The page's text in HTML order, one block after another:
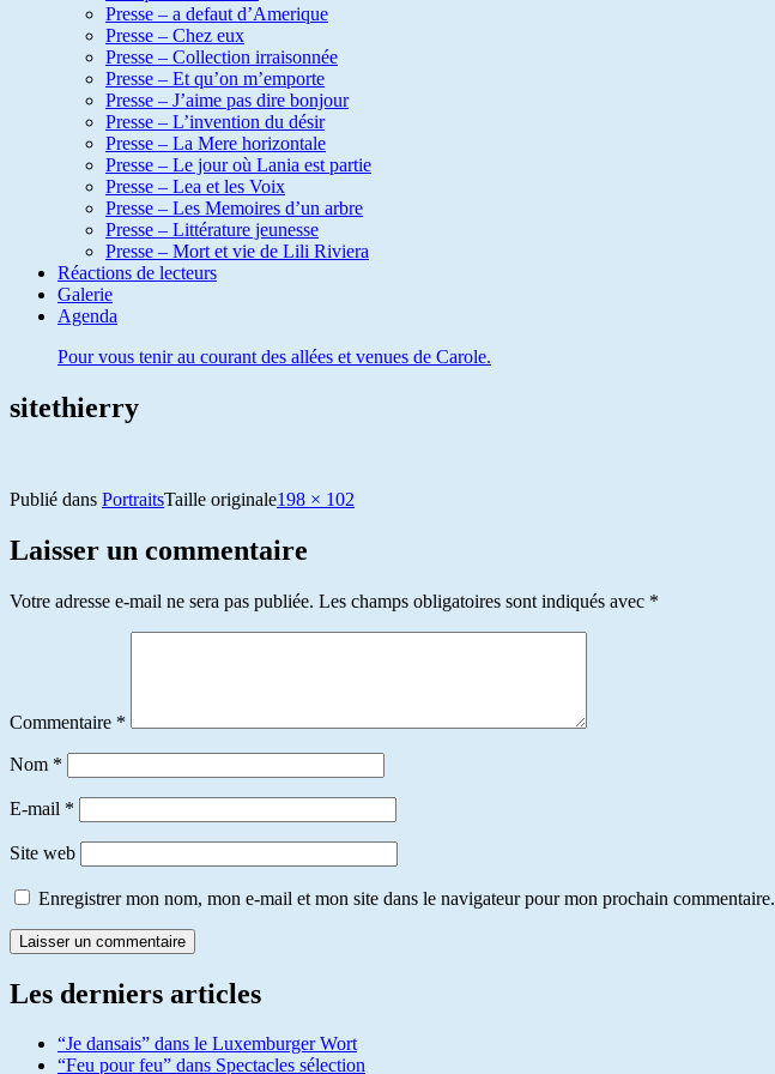
Presse – a defaut d’Amerique
Presse – Chez eux
Presse – Collection irraisonnée
Presse – Et qu’on m’emporte
Presse – J’aime pas dire bonjour
Presse – L’invention du désir
Presse – La Mere horizontale
Presse – Le jour où Lania est partie
Presse – Lea et les Voix
Presse – Les Memoires d’un arbre
Presse – Littérature jeunesse
Presse – Mort et vie de Lili Riviera
Réactions de lecteurs
Galerie
Agenda
Pour vous tenir au courant des allées et venues de Carole.
sitethierry
Publié dans PortraitsTaille originale198 × 102
Laisser un commentaire
Votre adresse e-mail ne sera pas publiée. Les champs obligatoires sont indiqués avec *
Commentaire *
Nom *
E-mail *
Site web
Enregistrer mon nom, mon e-mail et mon site dans le navigateur pour mon prochain commentaire.
Les derniers articles
“Je dansais” dans le Luxemburger Wort
“Feu pour feu” dans Spectacles sélection